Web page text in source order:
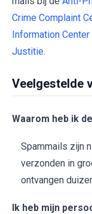
Crime Complaint
Information Center
Justitie.
Veelgestelde
Waarom heb ik
Spammails zijn
verzonden in
ontvangen
Ik heb mijn